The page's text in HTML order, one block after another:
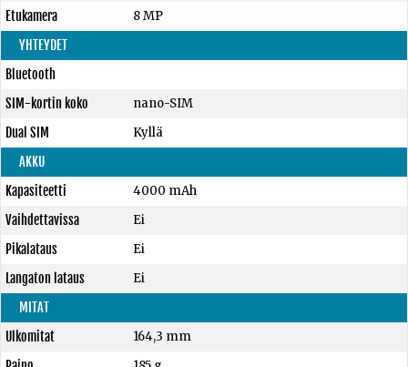
Etukamera
8 MP
YHTEYDET
Bluetooth
SIM-kortin koko
nano-SIM
Dual SIM
Kyllä
AKKU
Kapasiteetti
4000 mAh
Vaihdettavissa
Ei
Pikalataus
Ei
Langaton lataus
Ei
MITAT
Ulkomitat
164,3 mm